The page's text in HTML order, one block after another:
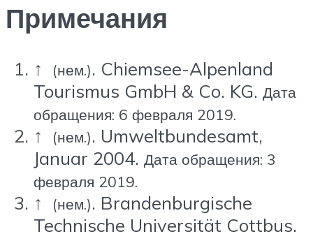
Примечания
↑ (нем.). Chiemsee-Alpenland
Tourismus GmbH & Co. KG. Дата
обращения: 6 февраля 2019.
↑ (нем.). Umweltbundesamt,
Januar 2004. Дата обращения: 3
февраля 2019.
↑ (нем.). Brandenburgische
Technische Universität Cottbus.